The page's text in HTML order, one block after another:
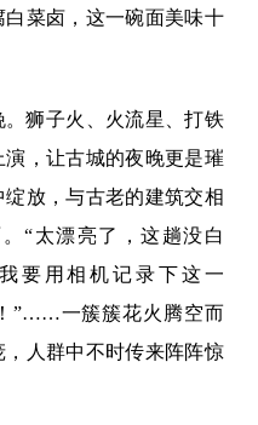
菜卤，这一碗面美味十
狮子火、火流星、打铁
，让古城的夜晚更是璀
放，与古老的建筑交相
“太漂亮了，这趟没白
要用相机记录下这一
”……一簇簇花火腾空而
人群中不时传来阵阵惊